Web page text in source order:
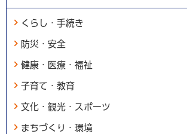
くらし・手続き
防災・安全
健康・医療・福祉
子育て・教育
文化・観光・スポーツ
まちづくり・環境